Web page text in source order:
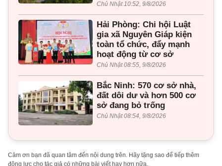
Chủ Nhật 10:52, 9/8/2026
Hải Phòng: Chi hội Luật
gia xã Nguyên Giáp kiện
toàn tổ chức, đẩy mạnh
hoạt động từ cơ sở
Chủ Nhật 08:55, 9/8/2026
Bắc Ninh: 570 cơ sở nhà,
đất dôi dư và hơn 500 cơ
sở đang bỏ trống
Chủ Nhật 08:54, 9/8/2026
Cảm ơn bạn đã quan tâm đến nội dung trên. Hãy tặng sao để tiếp thêm
động lực cho tác giả có những bài viết hay hơn nữa.